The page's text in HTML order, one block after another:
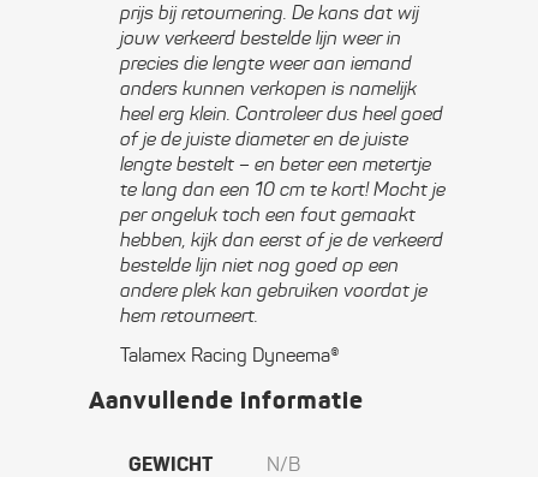
prijs bij retournering. De kans dat wij
jouw verkeerd bestelde lijn weer in
precies die lengte weer aan iemand
anders kunnen verkopen is namelijk
heel erg klein. Controleer dus heel goed
of je de juiste diameter en de juiste
lengte bestelt – en beter een metertje
te lang dan een 10 cm te kort! Mocht je
per ongeluk toch een fout gemaakt
hebben, kijk dan eerst of je de verkeerd
bestelde lijn niet nog goed op een
andere plek kan gebruiken voordat je
hem retourneert.
Talamex Racing Dyneema®
Aanvullende informatie
GEWICHT N/B